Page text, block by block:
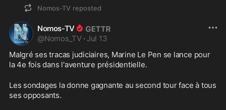
Nomos-TV reposted
Nomos-TV
@Nomos_TV · Jul 13
Malgré ses tracas judiciaires, Marine Le Pen se lance pour
la 4e fois dans l'aventure présidentielle.
Les sondages la donne gagnante au second tour face à tous
ses opposants.